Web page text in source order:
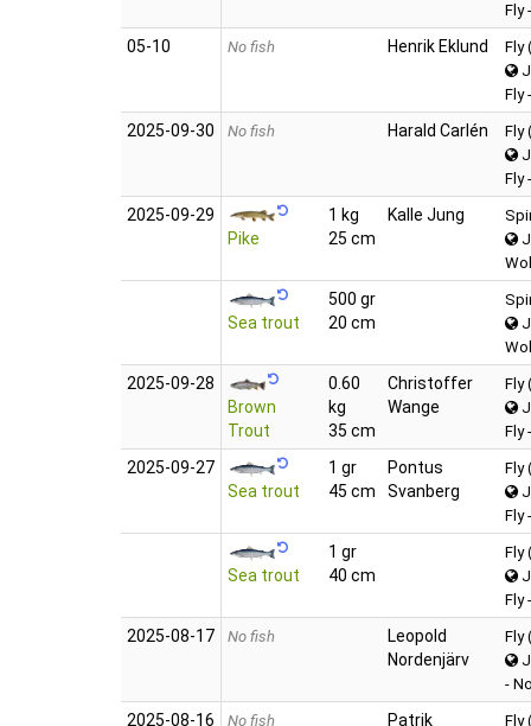
Fly
05‑10 No fish Henrik Eklund
Fly
Fly
2025‑09‑30 No fish Harald Carlén
Fly
Fly
2025‑09‑29
Pike
1 kg
25 cm
Kalle Jung
Sea trout
500 gr
20 cm
2025‑09‑28
Brown
Trout
0.60
kg
35 cm
Christoffer
Wange
Fly
Fly
2025‑09‑27
Sea trout
1 gr
45 cm
Pontus
Svanberg
Fly
Fly
Sea trout
1 gr
40 cm
Fly
Fly
2025‑08‑17 No fish
Leopold
Nordenjärv
Fly
-
2025‑08‑16 No fish Patrik Fly